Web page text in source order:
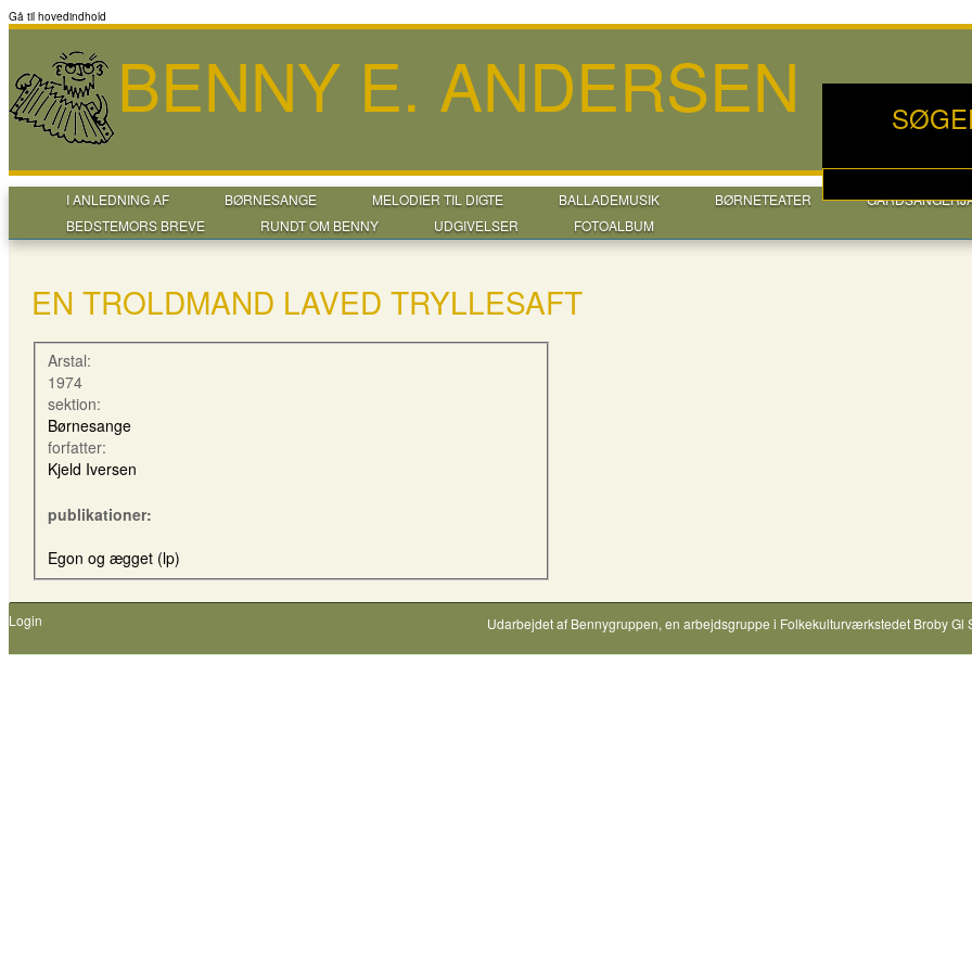
Gå til hovedindhold
BENNY E. ANDERSEN
I ANLEDNING AF BØRNESANGE MELODIER TIL DIGTE BALLADEMUSIK BØRNETEATER
BEDSTEMORS BREVE
RUNDT OM BENNY UDGIVELSER FOTOALBUM
EN TROLDMAND LAVED TRYLLESAFT
Arstal:
1974
sektion:
Børnesange
forfatter:
Kjeld Iversen
publikationer:
Egon og ægget (lp)
Login Udarbejdet af Bennygruppen, en arbejdsgruppe i Folkekulturværkstedet Broby Gl